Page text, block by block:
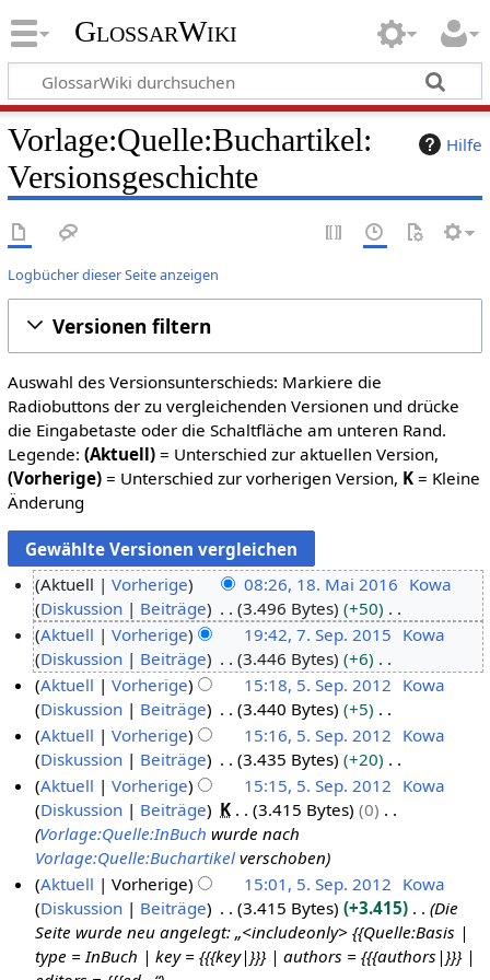
GlossarWiki
Hilfe
Vorlage:Quelle:Buchartikel:
Versionsgeschichte
Logbücher dieser Seite anzeigen
Versionen filtern
Auswahl des Versionsunterschieds: Markiere die
Radiobuttons der zu vergleichenden Versionen und drücke
die Eingabetaste oder die Schaltfläche am unteren Rand.
Legende: (Aktuell)= Unterschied zur aktuellen Version,
(Vorherige)= Unterschied zur vorherigen Version, K= Kleine
Änderung
8
M
0
Aktuell Vorherige 08:26, 18. Mai 2016 Kowa
Diskussion
Beiträge 3.496 Bytes
+50
K
e
i
n
e
B
e
a
r
b
i
t
u
n
e
e
Aktuell Vorherige 19:42, 7. Sep. 2015 Kowa
Diskussion
Beiträge 3.446 Bytes
+6
K
e
i
n
e
B
e
a
r
b
e
i
t
e
m
Aktuell Vorherige 15:18, 5. Sep. 2012 Kowa
Diskussion
Beiträge 3.440 Bytes
+5
K
e
i
n
e
B
e
a
r
b
e
Aktuell Vorherige 15:16, 5. Sep. 2012 Kowa
Diskussion
Beiträge 3.435 Bytes
+20
K
e
i
n
e
B
e
a
r
Aktuell Vorherige 15:15, 5. Sep. 2012 Kowa
Diskussion
Beiträge K 3.415 Bytes
0
Vorlage:Quelle:InBuch wurde nach
Vorlage:Quelle:Buchartikel verschoben
Aktuell
Vorherige 15:01, 5. Sep. 2012 Kowa
Diskussion
Beiträge 3.415 Bytes +3.415
Die
Seite wurde neu angelegt: „<includeonly> {{Quelle:Basis |
type = InBuch | key = {{{key|}}} | authors = {{{authors|}}} |